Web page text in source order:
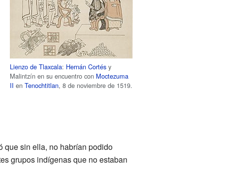
Lienzo de Tlaxcala: Hernán Cortés y
Malintzín en su encuentro con Moctezuma
II enTenochtitlan, 8 de noviembre de 1519.
que sin ella, no habrían podido
grupos indígenas que no estaban